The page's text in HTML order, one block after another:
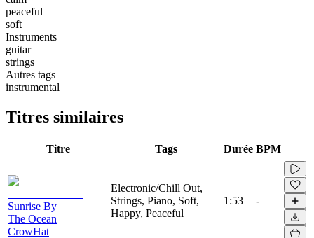
peaceful
soft
Instruments
guitar
strings
Autres tags
instrumental
Titres similaires
Titre Tags Durée BPM
Sunrise By
The Ocean
CrowHat
Electronic/Chill Out,
Strings, Piano, Soft,
Happy, Peaceful
1:53 -